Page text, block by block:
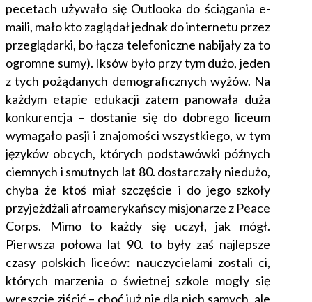
pecetach używało się Outlooka do ściągania e-
maili, mało kto zaglądał jednak do internetu przez
przeglądarki, bo łącza telefoniczne nabijały za to
ogromne sumy). Iksów było przy tym dużo, jeden
z tych pożądanych demograficznych wyżów. Na
każdym etapie edukacji zatem panowała duża
konkurencja – dostanie się do dobrego liceum
wymagało pasji i znajomości wszystkiego, w tym
języków obcych, których podstawówki późnych
ciemnych i smutnych lat 80. dostarczały niedużo,
chyba że ktoś miał szczęście i do jego szkoły
przyjeżdżali afroamerykańscy misjonarze z Peace
Corps. Mimo to każdy się uczył, jak mógł.
Pierwsza połowa lat 90. to były zaś najlepsze
czasy polskich liceów: nauczycielami zostali ci,
których marzenia o świetnej szkole mogły się
wreszcie ziścić – choć już nie dla nich samych, ale